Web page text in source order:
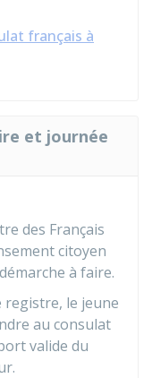
français à
et journée
des Français
citoyen
à faire.
registre, le jeune
au consulat
valide du